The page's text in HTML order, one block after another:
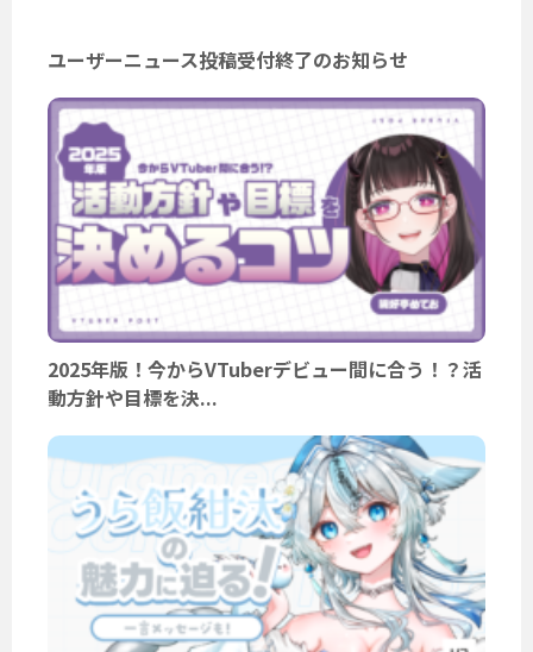
ユーザーニュース投稿受付終了のお知らせ
2025年版！今からVTuberデビュー間に合う！？活
動方針や目標を決...